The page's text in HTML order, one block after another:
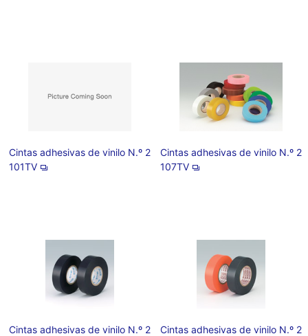
Cintas adhesivas de vinilo N.º 2
101TV
Cintas adhesivas de vinilo N.º 2
107TV
Cintas adhesivas de vinilo N.º 2
Cintas adhesivas de vinilo N.º 2